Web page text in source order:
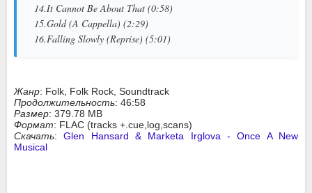
14.It Cannot Be About That (0:58)
15.Gold (A Cappella) (2:29)
16.Falling Slowly (Reprise) (5:01)
Жанр: Folk, Folk Rock, Soundtrack
Продолжительность: 46:58
Размер: 379.78 MB
Формат: FLAC (tracks +.cue,log,scans)
Скачать:Glen Hansard & Marketa Irglova - Once A New
Musical